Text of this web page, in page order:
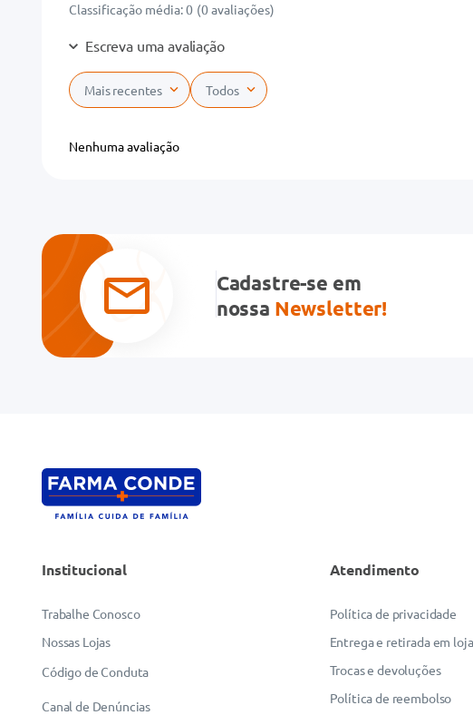
Classificação média: 0 (0 avaliações)
Escreva uma avaliação
Adicionar avaliação
Avalie o produto de 1 a 5 estrelas
★★★
Seu nome
Mais recentes Todos
Nenhuma avaliação
Cadastre-se em
nossa Newsletter!
Institucional
Trabalhe Conosco
Nossas Lojas
Código de Conduta
Canal de Denúncias
Atendimento
Política de privacidade
Entrega e retirada em loja
Trocas e devoluções
Política de reembolso